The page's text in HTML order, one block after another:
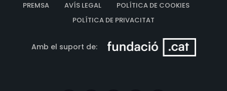
PREMSA
AVÍS LEGAL
POLÍTICA DE COOKIES
POLÍTICA DE PRIVACITAT
Amb el suport de: